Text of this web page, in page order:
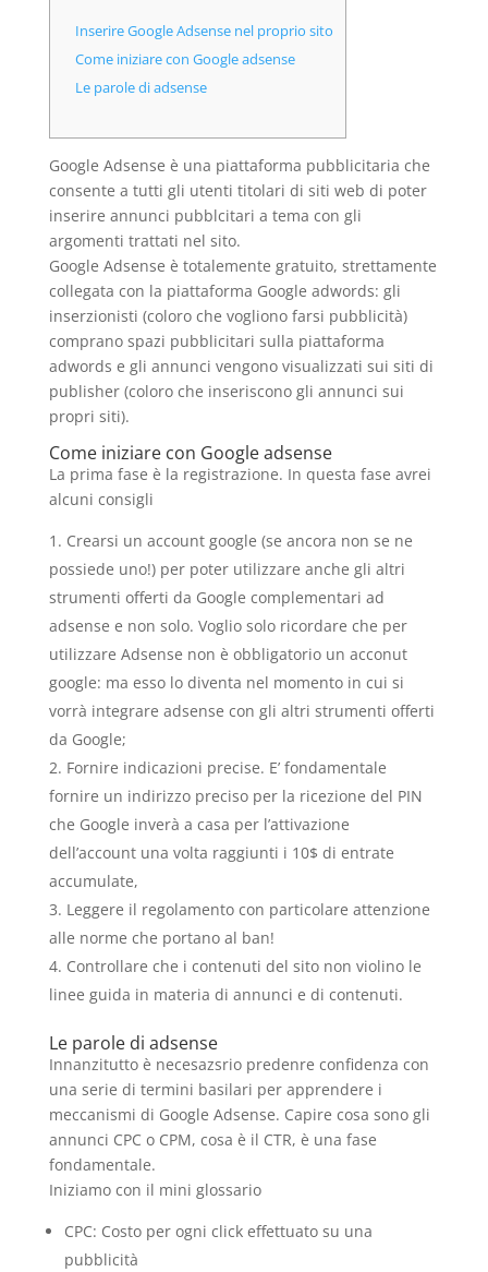
Inserire Google Adsense nel proprio sito
Come iniziare con Google adsense
Le parole di adsense
Google Adsense è una piattaforma pubblicitaria che
consente a tutti gli utenti titolari di siti web di poter
inserire annunci pubblcitari a tema con gli
argomenti trattati nel sito.
Google Adsense è totalemente gratuito, strettamente
collegata con la piattaforma Google adwords: gli
inserzionisti (coloro che vogliono farsi pubblicità)
comprano spazi pubblicitari sulla piattaforma
adwords e gli annunci vengono visualizzati sui siti di
publisher (coloro che inseriscono gli annunci sui
propri siti).
Come iniziare con Google adsense
La prima fase è la registrazione. In questa fase avrei
alcuni consigli
Crearsi un account google (se ancora non se ne
possiede uno!) per poter utilizzare anche gli altri
strumenti offerti da Google complementari ad
adsense e non solo. Voglio solo ricordare che per
utilizzare Adsense non è obbligatorio un acconut
google: ma esso lo diventa nel momento in cui si
vorrà integrare adsense con gli altri strumenti offerti
da Google;
Fornire indicazioni precise. E’ fondamentale
fornire un indirizzo preciso per la ricezione del PIN
che Google inverà a casa per l’attivazione
dell’account una volta raggiunti i 10$ di entrate
accumulate,
Leggere il regolamento con particolare attenzione
alle norme che portano al ban!
Controllare che i contenuti del sito non violino le
linee guida in materia di annunci e di contenuti.
Le parole di adsense
Innanzitutto è necesazsrio predenre confidenza con
una serie di termini basilari per apprendere i
meccanismi di Google Adsense. Capire cosa sono gli
annunci CPC o CPM, cosa è il CTR, è una fase
fondamentale.
Iniziamo con il mini glossario
CPC: Costo per ogni click effettuato su una
pubblicità